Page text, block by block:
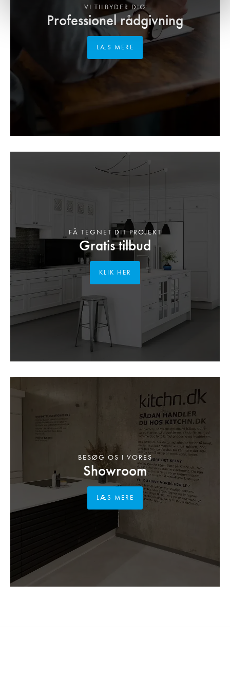
Professionel rådgivning
VI TILBYDER DIG
LÆS MERE
Gratis tilbud
FÅ TEGNET DIT PROJEKT
KLIK HER
Showroom
BESØG OS I VORES
LÆS MERE